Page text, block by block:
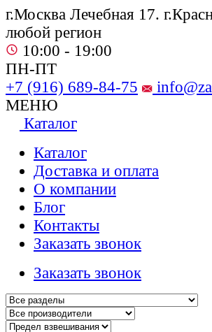
г.Москва Лечебная 17.
любой регион
10:00 - 19:00
ПН-ПТ
+7 (916) 689-84-75
МЕНЮ
Каталог
Каталог
Доставка и оплата
О компании
Блог
Контакты
Заказать звонок
Заказать звонок